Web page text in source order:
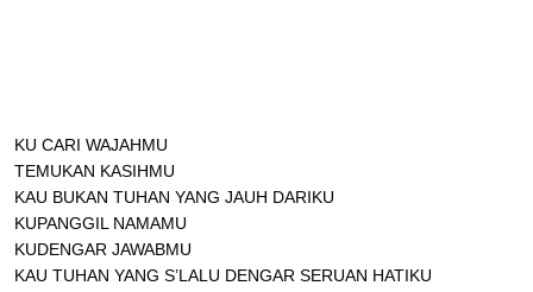
KU CARI WAJAHMU
TEMUKAN KASIHMU
KAU BUKAN TUHAN YANG JAUH DARIKU
KUPANGGIL NAMAMU
KUDENGAR JAWABMU
KAU TUHAN YANG S’LALU DENGAR SERUAN HATIKU